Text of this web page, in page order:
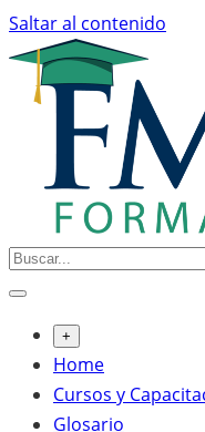
Saltar al contenido
+
Home
Cursos y
Glosario